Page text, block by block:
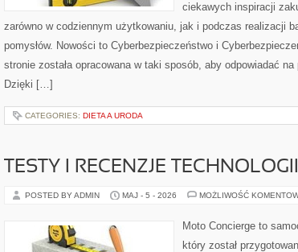
ciekawych inspiracji
zarówno w codziennym użytkowaniu, jak i podczas realizacji
pomysłów. Nowości to Cyberbezpieczeństwo i
stronie została opracowana w taki sposób, aby odpowiadać
Dzięki […]
CATEGORIES: DIETA A URODA
TESTY I RECENZJE TECHNOLOGII
POSTED BY ADMIN MAJ - 5 - 2026 MOŻLIWOŚĆ
Moto Concierge to
który został